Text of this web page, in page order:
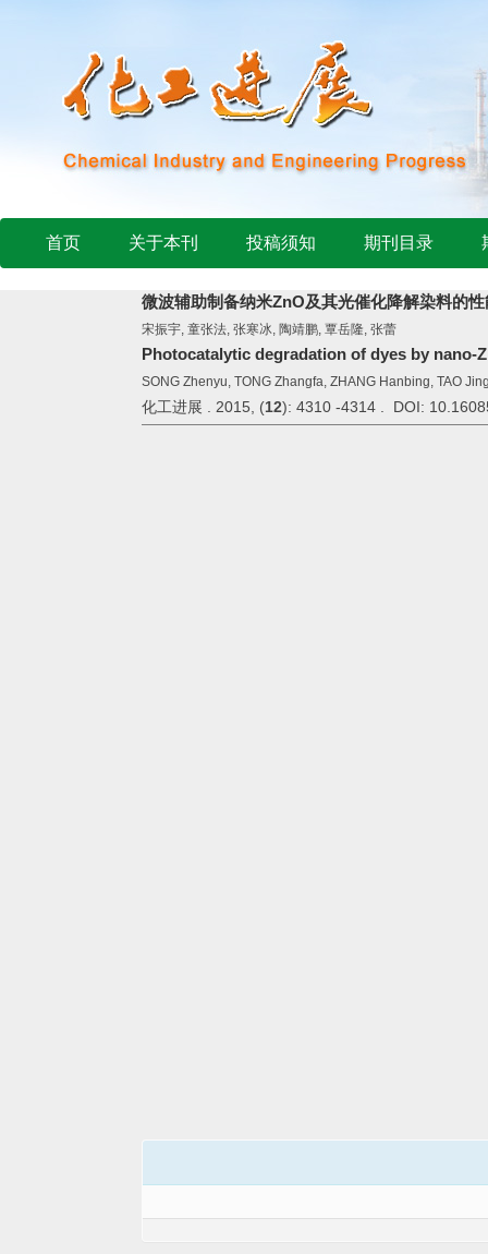
首页 关于本刊 投稿须知 期刊目录
微波辅助制备纳米ZnO及其光催化降解染料的性
宋振宇, 童张法, 张寒冰, 陶靖鹏, 覃岳隆, 张蕾
Photocatalytic degradation of dyes by nano-
SONG Zhenyu, TONG Zhangfa, ZHANG Hanbing, TAO
化工进展 . 2015, (12): 4310 -4314 . DOI: